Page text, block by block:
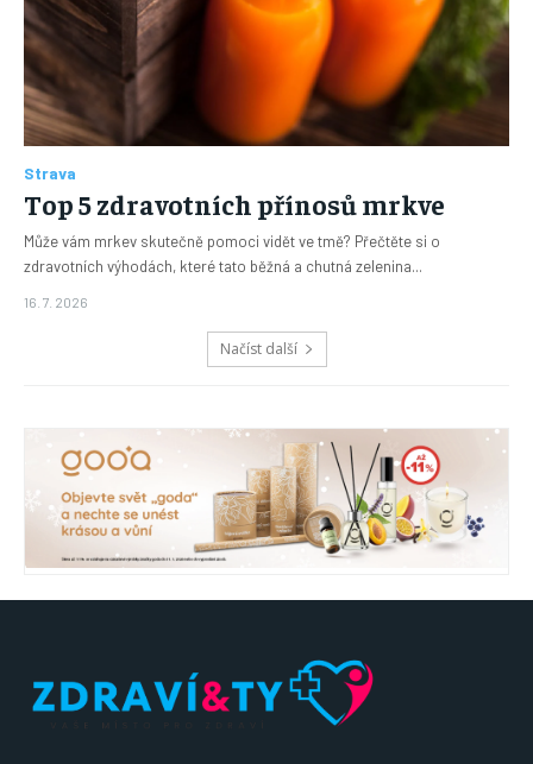
Strava
Top 5 zdravotních přínosů mrkve
Může vám mrkev skutečně pomoci vidět ve tmě? Přečtěte si o
zdravotních výhodách, které tato běžná a chutná zelenina...
16. 7. 2026
Načíst další